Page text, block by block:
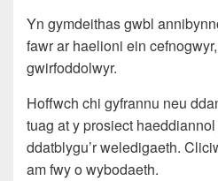
Yn gymdeithas gwbl
fawr ar haelioni ein
gwirfoddolwyr.
Hoffwch chi gyfrannu neu
tuag at y prosiect
ddatblygu’r weledigaeth.
am fwy o wybodaeth.